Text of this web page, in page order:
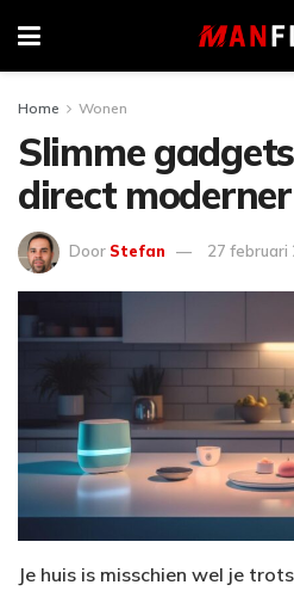
Home Wonen
Slimme
direct
Door Stefan 27 februari
Je huis is misschien wel je